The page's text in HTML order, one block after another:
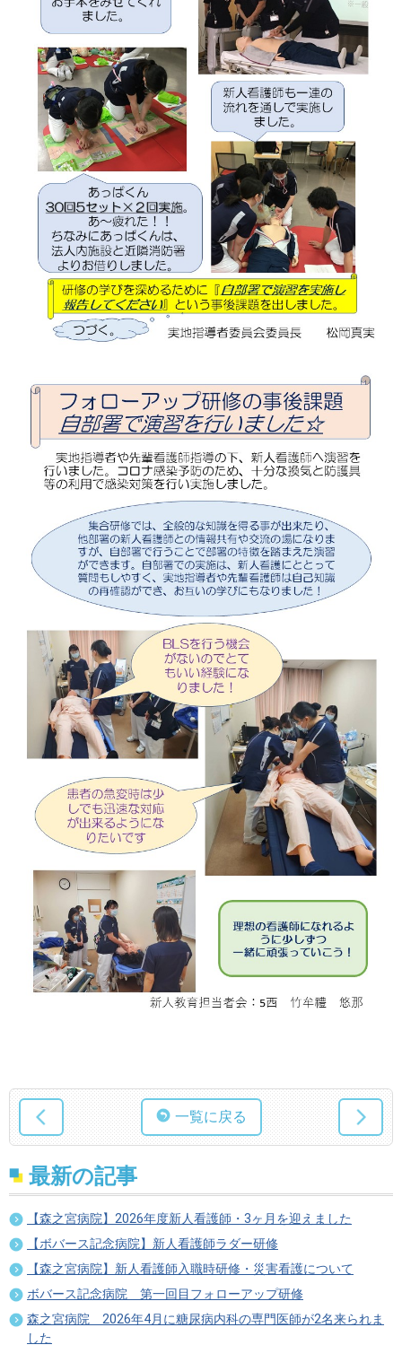
一覧に戻る
最新の記事
【森之宮病院】2026年度新人看護師・3ヶ月を迎えました
【ボバース記念病院】新人看護師ラダー研修
【森之宮病院】新人看護師入職時研修・災害看護について
ボバース記念病院 第一回目フォローアップ研修
森之宮病院 2026年4月に糖尿病内科の専門医師が2名来られま
した